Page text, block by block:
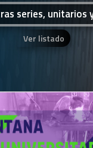
series, unitarios
Ver listado